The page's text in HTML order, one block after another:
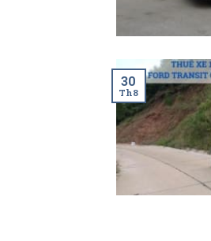
30
Th8